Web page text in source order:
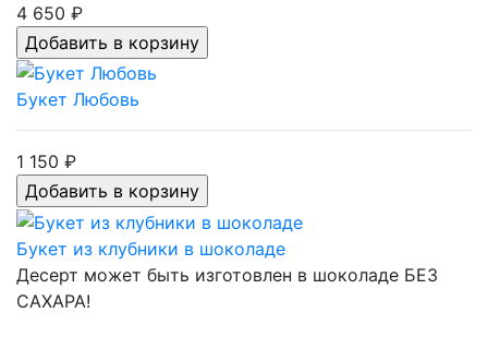
4 650 ₽
Букет Любовь
1 150 ₽
Букет из клубники в шоколаде
Десерт может быть изготовлен в шоколаде БЕЗ
САХАРА!